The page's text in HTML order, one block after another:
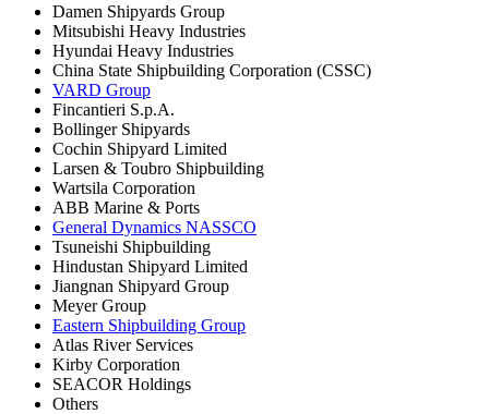
Damen Shipyards Group
Mitsubishi Heavy Industries
Hyundai Heavy Industries
China State Shipbuilding Corporation (CSSC)
VARD Group
Fincantieri S.p.A.
Bollinger Shipyards
Cochin Shipyard Limited
Larsen & Toubro Shipbuilding
Wartsila Corporation
ABB Marine & Ports
General Dynamics NASSCO
Tsuneishi Shipbuilding
Hindustan Shipyard Limited
Jiangnan Shipyard Group
Meyer Group
Eastern Shipbuilding Group
Atlas River Services
Kirby Corporation
SEACOR Holdings
Others